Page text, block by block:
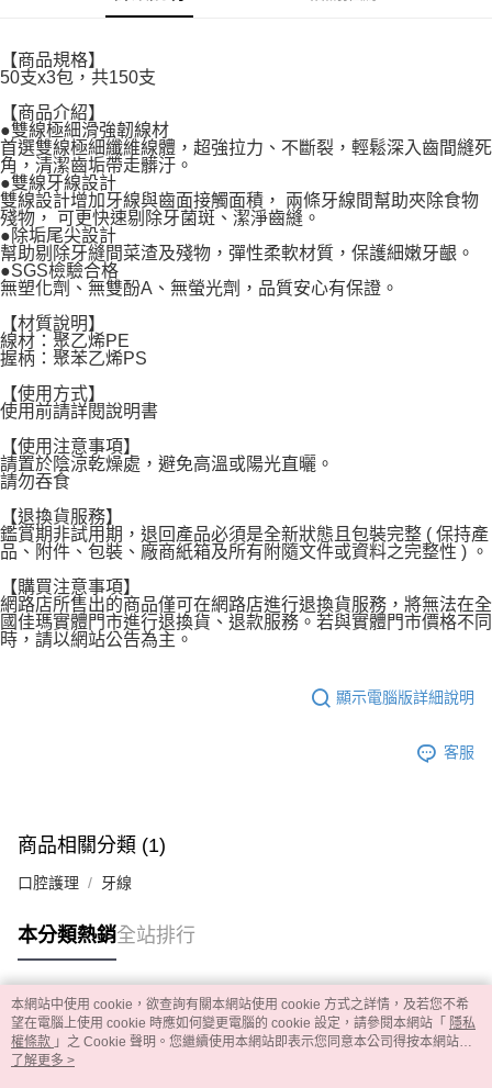
每筆NT$60，滿NT$599(含以上)免運費
宅配
每筆NT$120，滿NT$1,999(含以上)免運費
【商品規格】
50支x3包，共150支
【商品介紹】
●雙線極細滑強韌線材
首選雙線極細纖維線體，超強拉力、不斷裂，輕鬆深入齒間縫死
角，清潔齒垢帶走髒汙。
●雙線牙線設計
雙線設計增加牙線與齒面接觸面積， 兩條牙線間幫助夾除食物
殘物， 可更快速剔除牙菌斑、潔淨齒縫。
●除垢尾尖設計
幫助剔除牙縫間菜渣及殘物，彈性柔軟材質，保護細嫩牙齦。
●SGS檢驗合格
無塑化劑、無雙酚A、無螢光劑，品質安心有保證。
【材質說明】
線材：聚乙烯PE
握柄：聚苯乙烯PS
【使用方式】
使用前請詳閱說明書
【使用注意事項】
請置於陰涼乾燥處，避免高溫或陽光直曬。
請勿吞食
【退換貨服務】
鑑賞期非試用期，退回產品必須是全新狀態且包裝完整 ( 保持產
品、附件、包裝、廠商紙箱及所有附隨文件或資料之完整性 ) 。
【購買注意事項】
網路店所售出的商品僅可在網路店進行退換貨服務，將無法在全
國佳瑪實體門市進行退換貨、退款服務。若與實體門市價格不同
時，請以網站公告為主。
顯示電腦版詳細說明
客服
商品相關分類 (1)
口腔護理 牙線
本分類熱銷全站排行
熱門標籤
本網站中使用 cookie，欲查詢有關本網站使用 cookie 方式之詳情，及若您不希
望在電腦上使用 cookie 時應如何變更電腦的 cookie 設定，請參閱本網站「 隱私
權條款 」之 Cookie 聲明。您繼續使用本網站即表示您同意本公司得按本網站使
用條款之 Cookie 聲明使用 cookie。
了解更多 >